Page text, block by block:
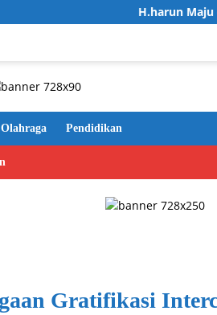
H.harun Maju di Pilkades
Olahraga Pendidikan
Gratifikasi